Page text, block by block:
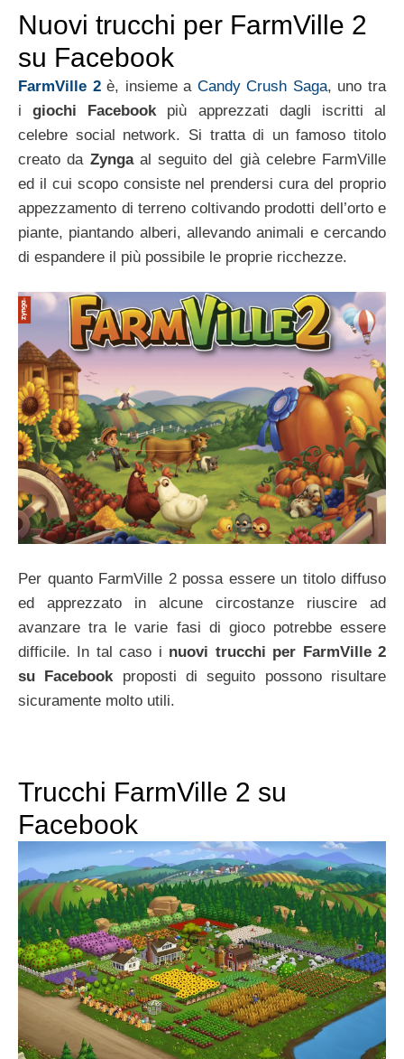
Nuovi trucchi per FarmVille 2
su Facebook
FarmVille 2è, insieme a Candy Crush Saga, uno tra
igiochi Facebook più apprezzati dagli iscritti al
celebre social network. Si tratta di un famoso titolo
creato da Zyngaal seguito del già celebre FarmVille
ed il cui scopo consiste nel prendersi cura del proprio
appezzamento di terreno coltivando prodotti dell’orto e
piante, piantando alberi, allevando animali e cercando
di espandere il più possibile le proprie ricchezze.
Per quanto FarmVille 2 possa essere un titolo diffuso
ed apprezzato in alcune circostanze riuscire ad
avanzare tra le varie fasi di gioco potrebbe essere
difficile. In tal caso i nuovi trucchi per FarmVille 2
su Facebookproposti di seguito possono risultare
sicuramente molto utili.
Trucchi FarmVille 2 su
Facebook